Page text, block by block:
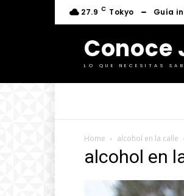
27.9 C Tokyo Guía
Conoce
LO QUE NECESITAS
Home alcohol en la calle
alcohol en